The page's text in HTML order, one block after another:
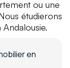
ou une
étudierons